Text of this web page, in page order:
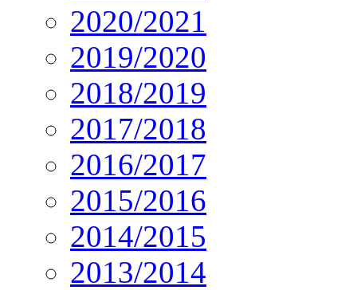
2020/2021
2019/2020
2018/2019
2017/2018
2016/2017
2015/2016
2014/2015
2013/2014